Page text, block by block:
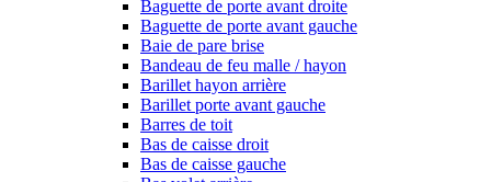
Baguette de porte avant droite
Baguette de porte avant gauche
Baie de pare brise
Bandeau de feu malle / hayon
Barillet hayon arrière
Barillet porte avant gauche
Barres de toit
Bas de caisse droit
Bas de caisse gauche